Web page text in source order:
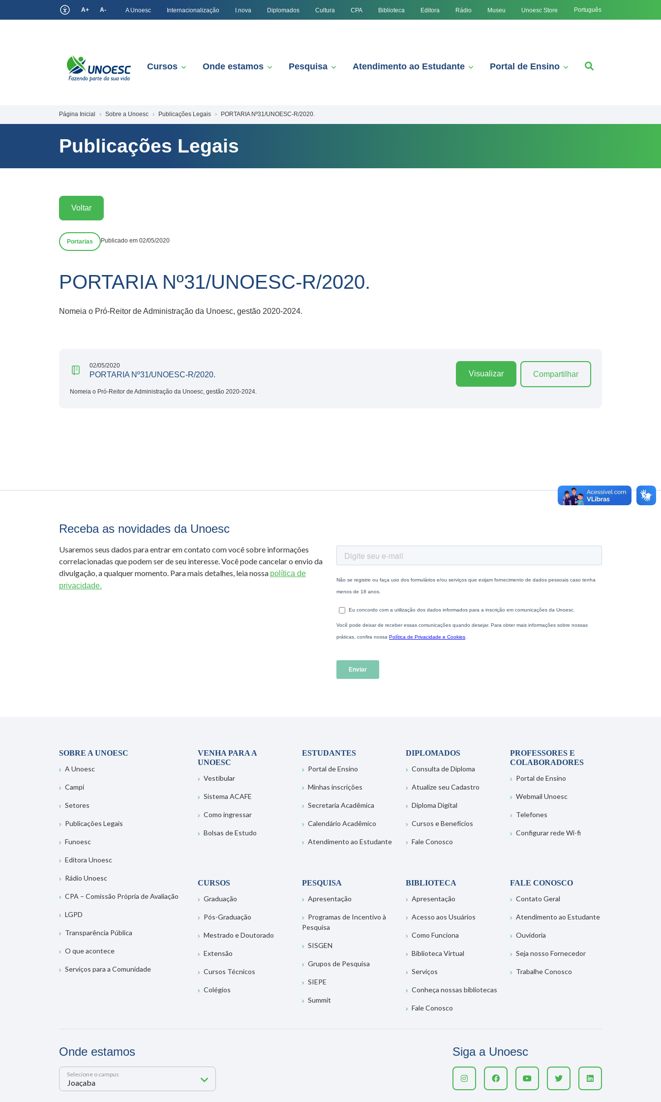
A+ A- A Unoesc Internacionalização I.nova Diplomados Cultura CPA Biblioteca Editora Rádio Museu Unoesc Store Português
Cursos Onde estamos Pesquisa Atendimento ao Estudante Portal de Ensino
Página Inicial Sobre a Unoesc Publicações Legais PORTARIA Nº31/UNOESC-R/2020.
Publicações Legais
Voltar
Portarias Publicado em 02/05/2020
PORTARIA Nº31/UNOESC-R/2020.
Nomeia o Pró-Reitor de Administração da Unoesc, gestão 2020-2024.
02/05/2020
PORTARIA Nº31/UNOESC-R/2020.
Nomeia o Pró-Reitor de Administração da Unoesc, gestão 2020-2024.
Visualizar Compartilhar
Receba as novidades da Unoesc
Usaremos seus dados para entrar em contato com você sobre informações
correlacionadas que podem ser de seu interesse. Você pode cancelar o envio da
divulgação, a qualquer momento. Para mais detalhes, leia nossa política de
privacidade.
SOBRE A UNOESC
A Unoesc
Campi
Setores
Publicações Legais
Funoesc
Editora Unoesc
Rádio Unoesc
CPA – Comissão Própria de Avaliação
LGPD
Transparência Pública
O que acontece
Serviços para a Comunidade
VENHA PARA A
UNOESC
Vestibular
Sistema ACAFE
Como ingressar
Bolsas de Estudo
ESTUDANTES
Portal de Ensino
Minhas inscrições
Secretaria Acadêmica
Calendário Acadêmico
Atendimento ao Estudante
DIPLOMADOS
Consulta de Diploma
Atualize seu Cadastro
Diploma Digital
Cursos e Benefícios
Fale Conosco
PROFESSORES E
COLABORADORES
Portal de Ensino
Webmail Unoesc
Telefones
Configurar rede Wi-fi
CURSOS
Graduação
Pós-Graduação
Mestrado e Doutorado
Extensão
Cursos Técnicos
Colégios
PESQUISA
Apresentação
Programas de Incentivo à
Pesquisa
SISGEN
Grupos de Pesquisa
SIEPE
Summit
BIBLIOTECA
Apresentação
Acesso aos Usuários
Como Funciona
Biblioteca Virtual
Serviços
Conheça nossas bibliotecas
Fale Conosco
FALE CONOSCO
Contato Geral
Atendimento ao Estudante
Ouvidoria
Seja nosso Fornecedor
Trabalhe Conosco
Onde estamos
Selecione o campus
Siga a Unoesc